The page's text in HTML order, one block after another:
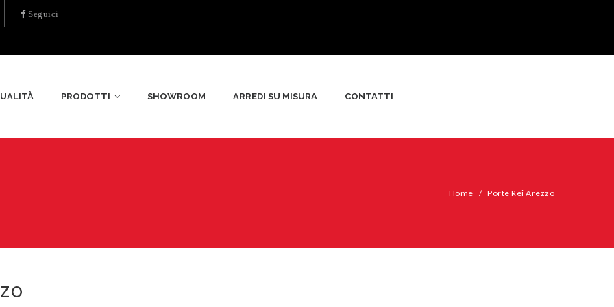
Seguici
PRODOTTI SHOWROOM ARREDI SU MISURA CONTATTI
Home / Porte Rei Arezzo